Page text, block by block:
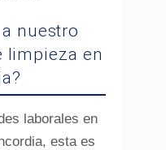
nuestro
limpieza en
laborales en
esta es